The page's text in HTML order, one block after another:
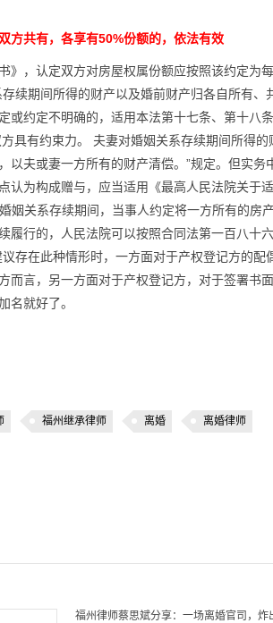
方共有，各享有50%份额的，依法有效
》，认定双方对房屋权属份额应按照该约定为
续期间所得的财产以及婚前财产归各自所有、
或约定不明确的，适用本法第十七条、第十八
具有约束力。 夫妻对婚姻关系存续期间所得的
以夫或妻一方所有的财产清偿。”规定。但实务
认为构成赠与，应当适用《最高人民法院关于
姻关系存续期间，当事人约定将一方所有的房
履行的，人民法院可以按照合同法第一百八十
存在此种情形时，一方面对于产权登记方的配
而言，另一方面对于产权登记方，对于签署书
名就好了。
福州继承律师 离婚 离婚律师
福州律师蔡思斌分享：一场离婚官司，炸